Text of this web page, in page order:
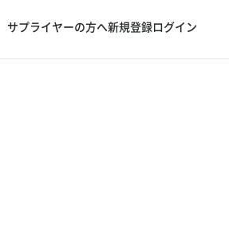
サプライヤーの方へ新規登録ログイン